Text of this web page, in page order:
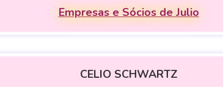
Empresas e Sócios de Julio
CELIO SCHWARTZ